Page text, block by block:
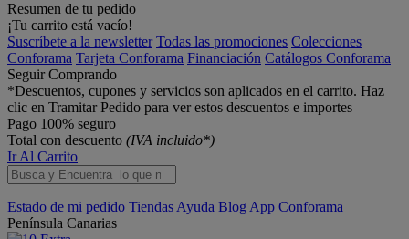
Resumen de tu pedido
¡Tu carrito está vacío!
Suscríbete a la newsletter Todas las promociones Colecciones
Conforama Tarjeta Conforama Financiación Catálogos Conforama
Seguir Comprando
*Descuentos, cupones y servicios son aplicados en el carrito. Haz
clic en Tramitar Pedido para ver estos descuentos e importes
Pago 100% seguro
Total con descuento (IVA incluido*)
Ir Al Carrito
Estado de mi pedido Tiendas Ayuda Blog App Conforama
Península Canarias